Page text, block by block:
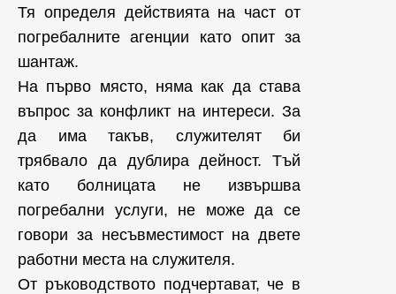
Тя определя действията на част от
погребалните агенции като опит за
шантаж.
На първо място, няма как да става
въпрос за конфликт на интереси. За
да има такъв, служителят би
трябвало да дублира дейност. Тъй
като болницата не извършва
погребални услуги, не може да се
говори за несъвместимост на двете
работни места на служителя.
От ръководството подчертават, че в